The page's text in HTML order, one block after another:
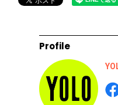
Profile